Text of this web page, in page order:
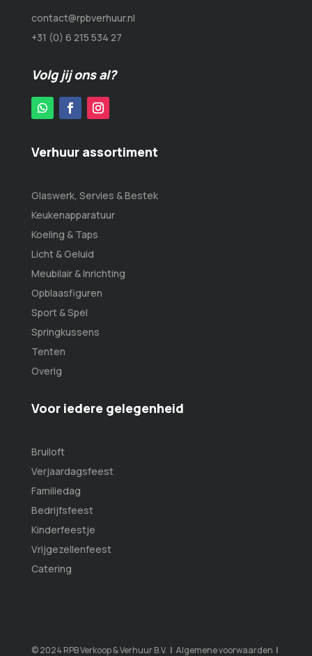
contact@rpbverhuur.nl
+31 (0) 6 215 534 27
Volg jij ons al?
Verhuur assortiment
Glaswerk, Servies & Bestek
Keukenapparatuur
Koeling & Taps
Licht & Geluid
Meubilair & Inrichting
Opblaasfiguren
Sport & Spel
Springkussens
Tenten
Overig
Voor iedere gelegenheid
Bruiloft
Verjaardagsfeest
Familiedag
Bedrijfsfeest
Kinderfeestje
Vrijgezellenfeest
Catering
© 2024 RPB Verkoop & Verhuur B.V. |Algemene voorwaarden |